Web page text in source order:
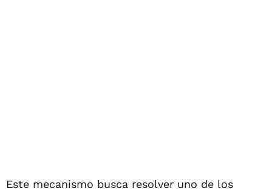
Este mecanismo busca resolver uno de los